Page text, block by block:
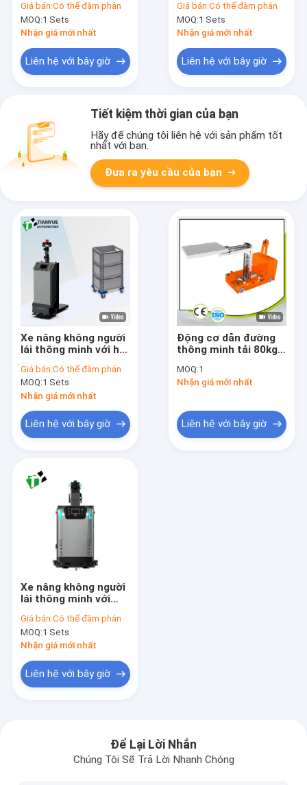
nặng có dung lượng
tải 2000 kg LiDAR Và
định vị SLAM dựa trên
xe cơ khí hoặc bánh
lái
Giá bán:Có thể đàm phán
MOQ:1 Sets
Nhận giá mới nhất
Liên hệ với bây giờ
tải trọng 2000KG,
tích hợp công nghệ
điều hướng SLAM
Giá bán:Có thể đàm phán
MOQ:1 Sets
Nhận giá mới nhất
Liên hệ với bây giờ
Tiết kiệm thời gian của bạn
Hãy để chúng tôi liên hệ với sản phẩm tốt
nhất với bạn.
Đưa ra yêu cầu của bạn
Xe nâng không người
lái thông minh với hệ
laser RFID 300KG và
lốp polyurethane cho
hoạt động kho
Giá bán:Có thể đàm phán
MOQ:1 Sets
Nhận giá mới nhất
Liên hệ với bây giờ
Động cơ dẫn đường
thông minh tải 80kg
MOQ:1
Nhận giá mới nhất
Liên hệ với bây giờ
Xe nâng không người
lái thông minh với
800KG, thời gian chịu
đựng 8h và độ chính
xác dừng ± 5mm để
nặng
Giá bán:Có thể đàm phán
MOQ:1 Sets
Nhận giá mới nhất
Liên hệ với bây giờ
Để Lại Lời Nhắn
Chúng Tôi Sẽ Trả Lời Nhanh Chóng